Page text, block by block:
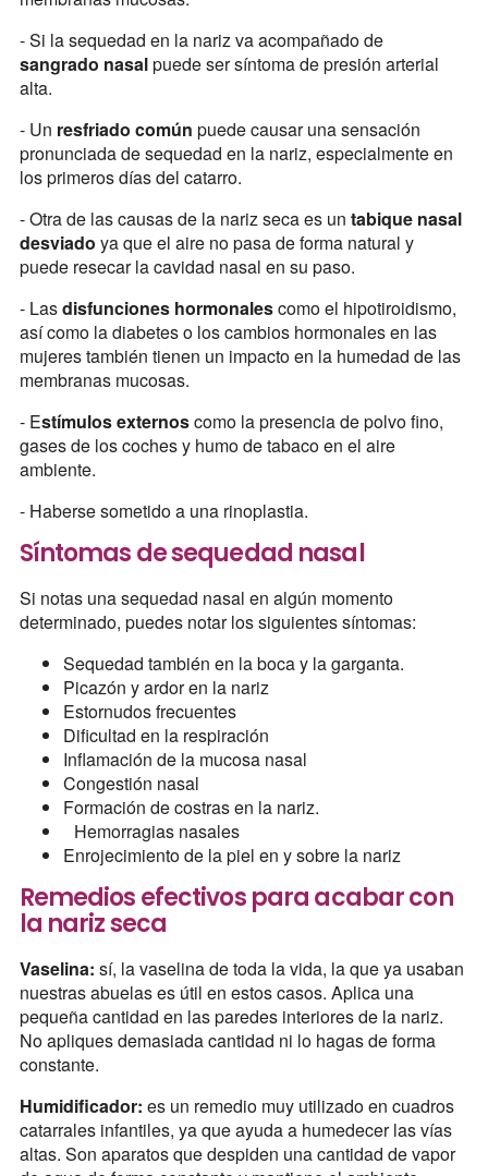
- Si la sequedad en la nariz va acompañado de
sangrado nasalpuede ser síntoma de presión arterial
alta.
- Un resfriado común puede causar una sensación
pronunciada de sequedad en la nariz, especialmente en
los primeros días del catarro.
- Otra de las causas de la nariz seca es un tabique nasal
desviado ya que el aire no pasa de forma natural y
puede resecar la cavidad nasal en su paso.
- Lasdisfunciones hormonalescomo el hipotiroidismo,
así como la diabetes o los cambios hormonales en las
mujeres también tienen un impacto en la humedad de las
membranas mucosas.
- Estímulos externoscomo la presencia de polvo fino,
gases de los coches y humo de tabaco en el aire
ambiente.
- Haberse sometido a una rinoplastia.
Síntomas de sequedad nasal
Si notas una sequedad nasal en algún momento
determinado, puedes notar los siguientes síntomas:
Sequedad también en la boca y la garganta.
Picazón y ardor en la nariz
Estornudos frecuentes
Dificultad en la respiración
Inflamación de la mucosa nasal
Congestión nasal
Formación de costras en la nariz.
Hemorragias nasales
Enrojecimiento de la piel en y sobre la nariz
Remedios efectivos para acabar con
la nariz seca
Vaselina: sí, la vaselina de toda la vida, la que ya usaban
nuestras abuelas es útil en estos casos. Aplica una
pequeña cantidad en las paredes interiores de la nariz.
No apliques demasiada cantidad ni lo hagas de forma
constante.
Humidificador: es un remedio muy utilizado en cuadros
catarrales infantiles, ya que ayuda a humedecer las vías
altas. Son aparatos que despiden una cantidad de vapor